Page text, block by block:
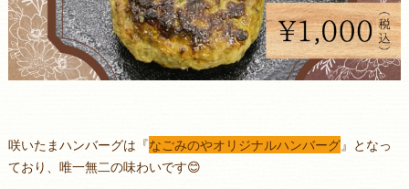
咲いたまハンバーグは『なごみのやオリジナルハンバーグ』となっ
ており、唯一無二の味わいです😊